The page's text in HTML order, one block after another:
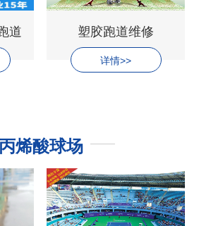
道 塑胶跑道维修
详情>>
烯酸球场